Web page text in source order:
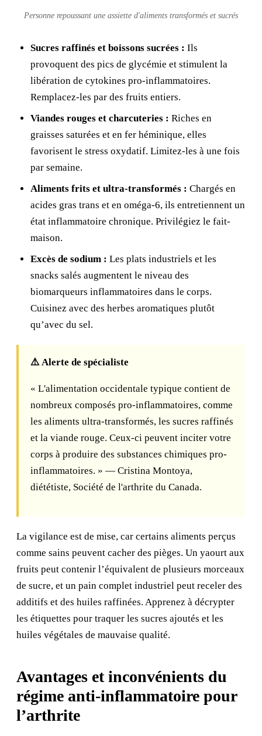
Personne repoussant une assiette d'aliments transformés et sucrés
Sucres raffinés et boissons sucrées : Ils
provoquent des pics de glycémie et stimulent la
libération de cytokines pro-inflammatoires.
Remplacez-les par des fruits entiers.
Viandes rouges et charcuteries : Riches en
graisses saturées et en fer héminique, elles
favorisent le stress oxydatif. Limitez-les à une fois
par semaine.
Aliments frits et ultra-transformés : Chargés en
acides gras trans et en oméga-6, ils entretiennent un
état inflammatoire chronique. Privilégiez le fait-
maison.
Excès de sodium : Les plats industriels et les
snacks salés augmentent le niveau des
biomarqueurs inflammatoires dans le corps.
Cuisinez avec des herbes aromatiques plutôt
qu’avec du sel.
⚠️ Alerte de spécialiste
« L'alimentation occidentale typique contient de
nombreux composés pro-inflammatoires, comme
les aliments ultra-transformés, les sucres raffinés
et la viande rouge. Ceux-ci peuvent inciter votre
corps à produire des substances chimiques pro-
inflammatoires. » — Cristina Montoya,
diététiste, Société de l'arthrite du Canada.
La vigilance est de mise, car certains aliments perçus
comme sains peuvent cacher des pièges. Un yaourt aux
fruits peut contenir l’équivalent de plusieurs morceaux
de sucre, et un pain complet industriel peut receler des
additifs et des huiles raffinées. Apprenez à décrypter
les étiquettes pour traquer les sucres ajoutés et les
huiles végétales de mauvaise qualité.
Avantages et inconvénients du
régime anti-inflammatoire pour
l’arthrite